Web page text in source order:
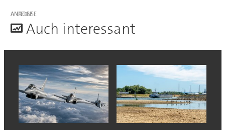
ANZEIGE
Auch interessant